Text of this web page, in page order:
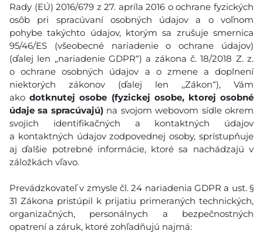
Rady (EÚ) 2016/679 z 27. apríla 2016 o ochrane fyzických
osôb pri spracúvaní osobných údajov a o voľnom
pohybe takýchto údajov, ktorým sa zrušuje smernica
95/46/ES (všeobecné nariadenie o ochrane údajov)
(ďalej len „nariadenie GDPR“) a zákona č. 18/2018 Z. z.
o ochrane osobných údajov a o zmene a doplnení
niektorých zákonov (ďalej len ,,Zákon“), Vám
akodotknutej osobe (fyzickej osobe, ktorej osobné
údaje sa spracúvajú)na svojom webovom sídle okrem
svojich identifikačných a kontaktných údajov
a kontaktných údajov zodpovednej osoby, sprístupňuje
aj ďalšie potrebné informácie, ktoré sa nachádzajú v
záložkách vľavo.
Prevádzkovateľ v zmysle čl. 24 nariadenia GDPR a ust. §
31 Zákona pristúpil k prijatiu primeraných technických,
organizačných, personálnych a bezpečnostných
opatrení a záruk, ktoré zohľadňujú najmä: